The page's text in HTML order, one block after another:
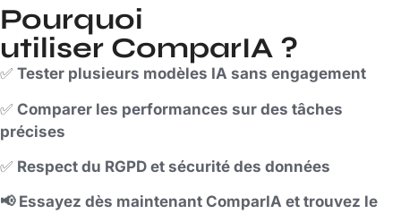
Pourquoi
utiliser ComparIA ?
✅ Tester plusieurs modèles IA sans engagement
✅ Comparer les performances sur des tâches
précises
✅ Respect du RGPD et sécurité des données
📢 Essayez dès maintenant ComparIA et trouvez le